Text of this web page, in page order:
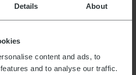
Details About
content and ads, to
and to analyse our traffic.
(in cm) 12 x 42 x 28